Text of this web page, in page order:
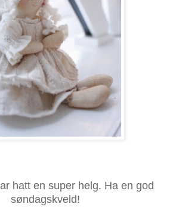
hatt en super helg. Ha en god
søndagskveld!